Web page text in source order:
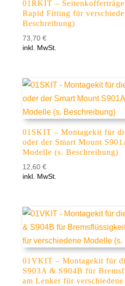
01RKIT –
Rapid Fitting für
Beschreibung)
73,70 €
inkl. MwSt.
01SKIT – Montagekit für
oder der Smart Mount
Modelle (s. Beschreibung)
12,60 €
inkl. MwSt.
01VKIT – Montagekit für
S903A & S904B für
am Lenker für